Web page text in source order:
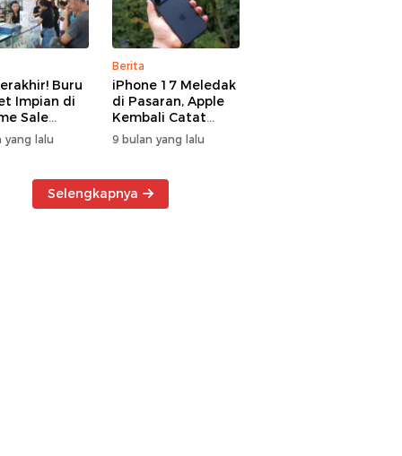
Buru
Impian di
Sale
Manado
yang lalu
Berita
iPhone 17 Meledak
di Pasaran, Apple
Kembali Catat
Rekor Cuan Global
9 bulan yang lalu
Selengkapnya